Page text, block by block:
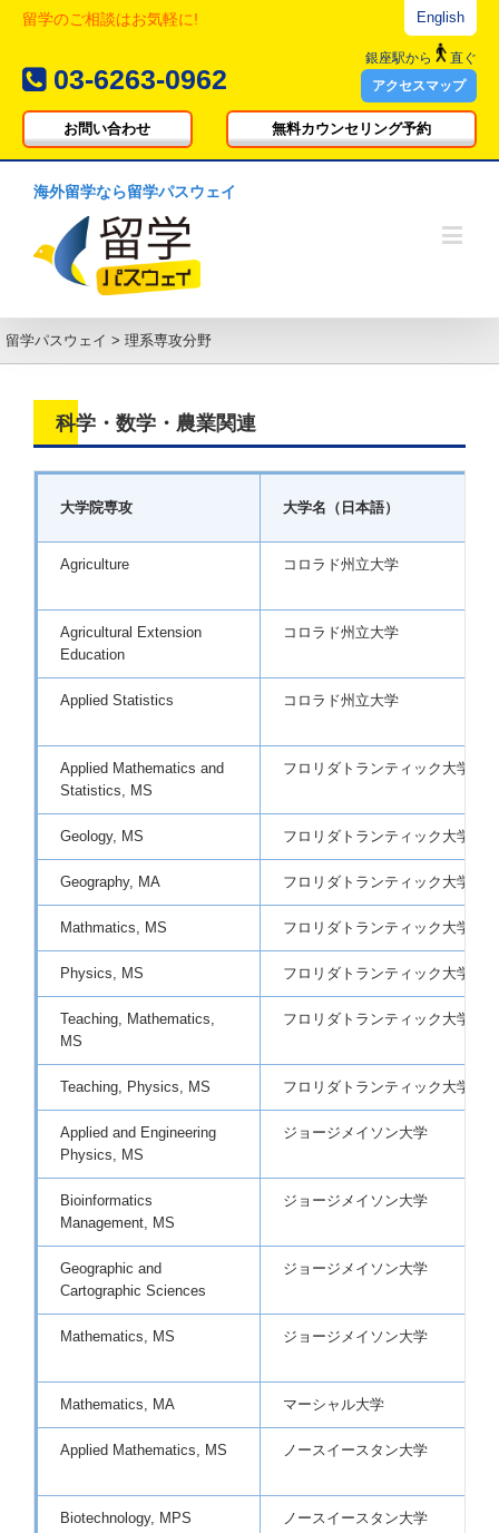
留学のご相談はお気軽に!
03-6263-0962
English
銀座駅から
直ぐ
アクセスマップ
お問い合わせ 無料カウンセリング予約
海外留学なら留学パスウェイ
留学パスウェイ > 理系専攻分野
科学・数学・農業関連
大学院専攻 大学名（日本語）
Agriculture コロラド州立大学
Agricultural Extension
Education
コロラド州立大学
Applied Statistics コロラド州立大学
Applied Mathematics and
Statistics, MS
フロリダトランティック大学
Geology, MS フロリダトランティック大学
Geography, MA フロリダトランティック大学
Mathmatics, MS フロリダトランティック大学
Physics, MS フロリダトランティック大学
Teaching, Mathematics,
MS
フロリダトランティック大学
Teaching, Physics, MS フロリダトランティック大学
Applied and Engineering
Physics, MS
ジョージメイソン大学
Bioinformatics
Management, MS
ジョージメイソン大学
Geographic and
Cartographic Sciences
ジョージメイソン大学
Mathematics, MS ジョージメイソン大学
Mathematics, MA マーシャル大学
Applied Mathematics, MS ノースイースタン大学
Biotechnology, MPS ノースイースタン大学